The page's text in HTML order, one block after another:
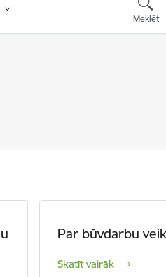
Meklēt
Par būvdarbu
Skatīt vairāk